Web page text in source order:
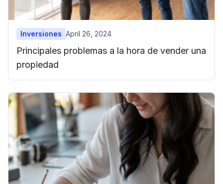
Inversiones April 26, 2024
Principales problemas a la hora de vender una
propiedad